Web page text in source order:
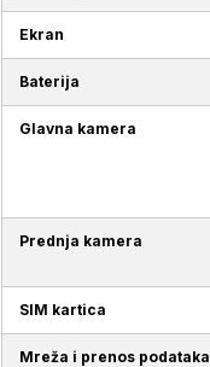
Ekran
Baterija
Glavna kamera
Prednja kamera
SIM kartica
Mreža i prenos podataka